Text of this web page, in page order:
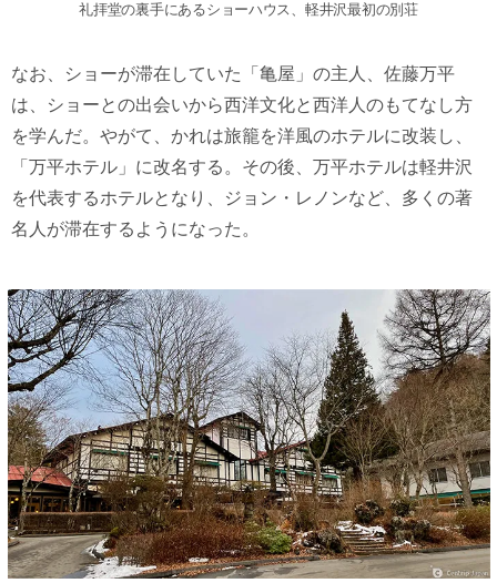
礼拝堂の裏手にあるショーハウス、軽井沢最初の別荘
なお、ショーが滞在していた「亀屋」の主人、佐藤万平
は、ショーとの出会いから西洋文化と西洋人のもてなし方
を学んだ。やがて、かれは旅籠を洋風のホテルに改装し、
「万平ホテル」に改名する。その後、万平ホテルは軽井沢
を代表するホテルとなり、ジョン・レノンなど、多くの著
名人が滞在するようになった。